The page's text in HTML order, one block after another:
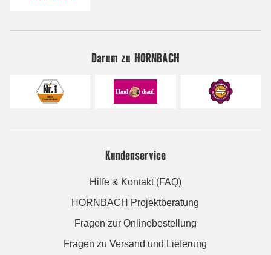
Darum zu HORNBACH
Kundenservice
Hilfe & Kontakt (FAQ)
HORNBACH Projektberatung
Fragen zur Onlinebestellung
Fragen zu Versand und Lieferung